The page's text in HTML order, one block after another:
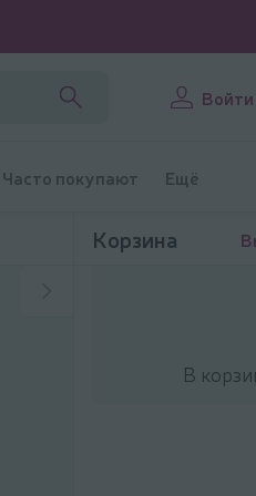
Войти
Часто покупают Ещё
Корзина
В